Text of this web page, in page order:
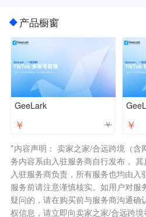
产品橱窗
GeeLark
￥ ￥ ￥
*内容声明： 卖家之家/合远跨境（含
务内容系由入驻服务商自行发布，
入驻服务商负责，所有服务也均由
服务前请注意谨慎核实。如用户对服
疑问的，请在购买前与服务商沟通确
权信息，请立即向卖家之家/合远跨境